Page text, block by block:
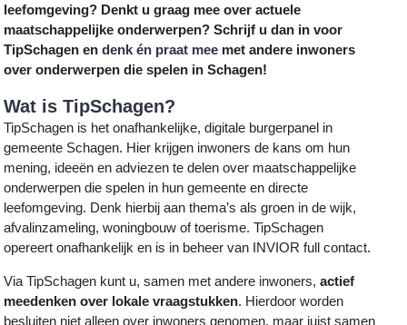
leefomgeving? Denkt u graag mee over actuele
maatschappelijke onderwerpen? Schrijf u dan in voor
TipSchagen endenk én praat mee met andere inwoners
over onderwerpen die spelen in Schagen!
Wat is TipSchagen?
TipSchagen is het onafhankelijke, digitale burgerpanel in
gemeente Schagen. Hier krijgen inwoners de kans om hun
mening, ideeën en adviezen te delen over maatschappelijke
onderwerpen die spelen in hun gemeente en directe
leefomgeving. Denk hierbij aan thema’s als groen in de wijk,
afvalinzameling, woningbouw of toerisme. TipSchagen
opereert onafhankelijk en is in beheer van INVIOR full contact.
Via TipSchagen kunt u, samen met andere inwoners,actief
meedenken over lokale vraagstukken. Hierdoor worden
besluiten niet alleen over inwoners genomen, maar juist samen